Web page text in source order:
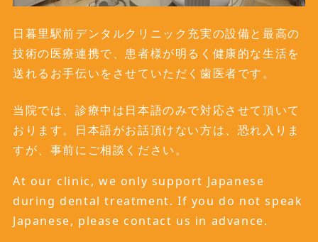
日暮里駅前デンタルクリニック充実の設備と最高の
技術の医療連携で、患者様が明るく健康的な生活を
送れるお手伝いをさせていただく歯医者です。
当院では、診療中は日本語のみで対応させて頂いて
おります。日本語がお話頂けない方は、恐れ入りま
すが、事前にご相談ください。
At our clinic, we only support Japanese
during dental treatment. If you do not speak
Japanese, please contact us in advance.